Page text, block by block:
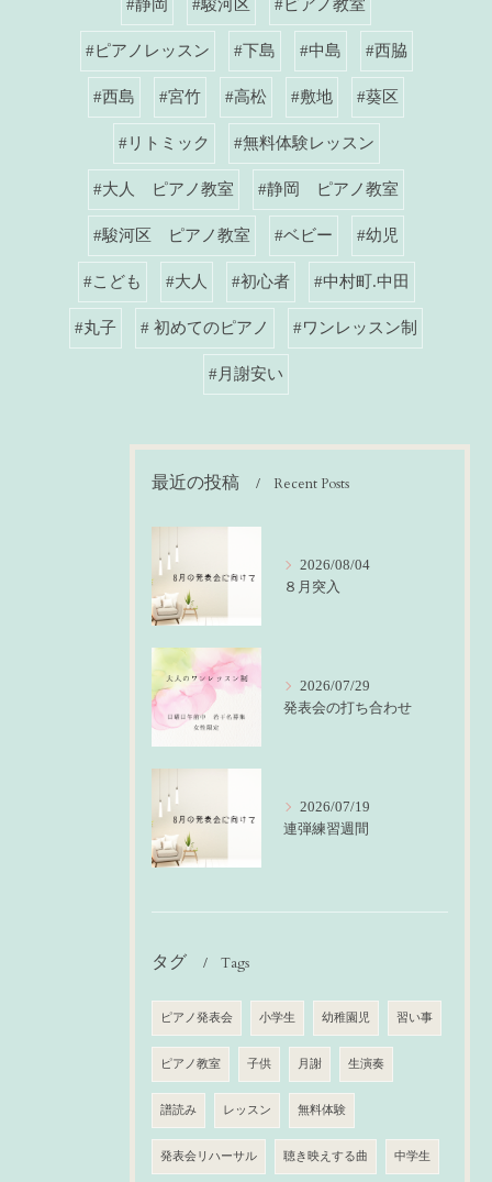
#静岡 #駿河区 #ピアノ教室
#ピアノレッスン #下島 #中島 #西脇
#西島 #宮竹 #高松 #敷地 #葵区
#リトミック #無料体験レッスン
#大人 ピアノ教室 #静岡 ピアノ教室
#駿河区 ピアノ教室 #ベビー #幼児
#こども #大人 #初心者 #中村町.中田
#丸子 # 初めてのピアノ #ワンレッスン制
#月謝安い
最近の投稿 Recent Posts
2026/08/04
８月突入
2026/07/29
発表会の打ち合わせ
2026/07/19
連弾練習週間
タグ Tags
ピアノ発表会 小学生 幼稚園児 習い事
ピアノ教室 子供 月謝 生演奏
譜読み レッスン 無料体験
発表会リハーサル 聴き映えする曲 中学生